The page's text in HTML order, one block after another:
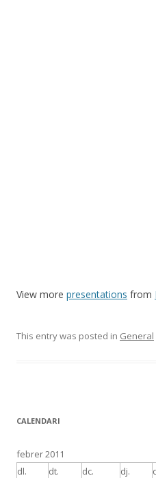
View more presentations from
This entry was posted in General
CALENDARI
febrer 2011
dl.
dt. dc. dj.